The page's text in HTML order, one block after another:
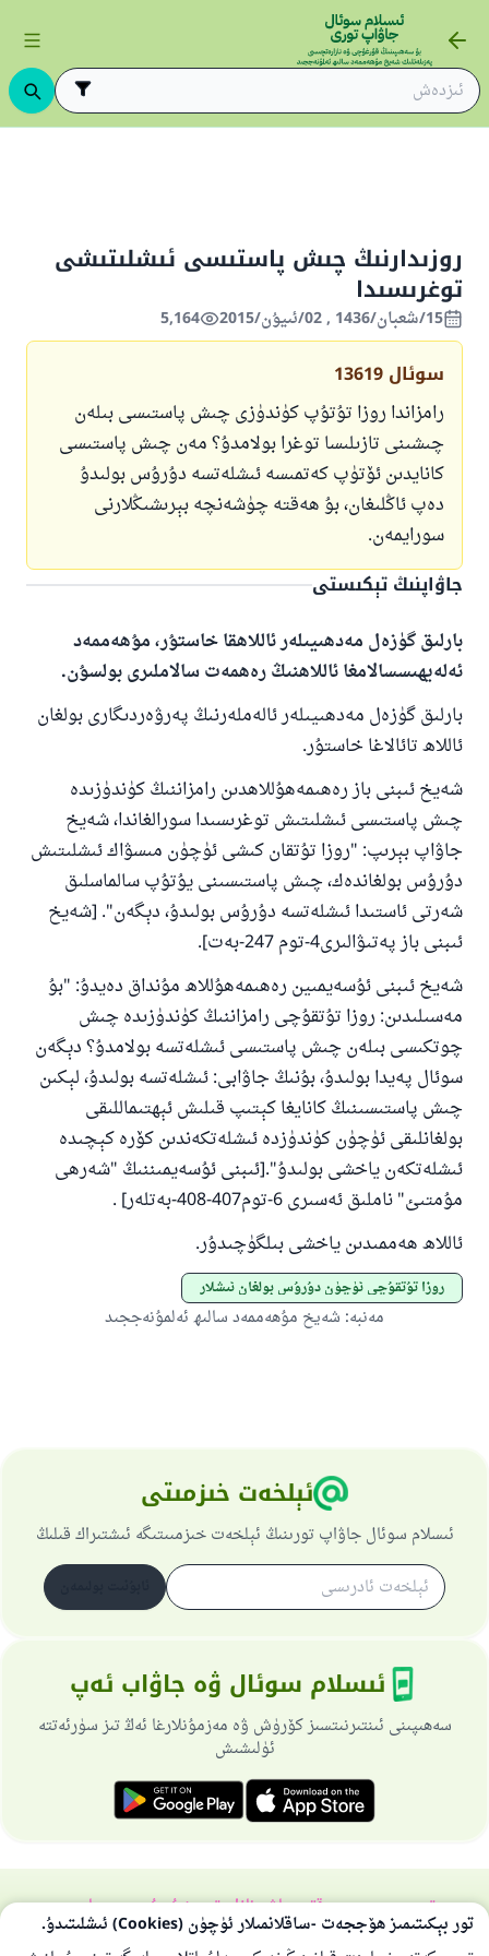
روزىدارنىڭ چىش پاستىسى ئىشلىتىشى
توغرىسىدا
15/شعبان/1436 , 02/ئىيۇن/2015 5,164
سوئال 13619
رامزاندا روزا تۇتۇپ كۈندۈزى چىش پاستىسى بىلەن
چىشىنى تازىلىسا توغرا بولامدۇ؟ مەن چىش پاستىسى
كانايدىن ئۆتۈپ كەتمىسە ئىشلەتسە دۇرۇس بولىدۇ
دەپ ئاڭلىغان، بۇ ھەقتە چۈشەنچە بېرىشىڭلارنى
سورايمەن.
جاۋاپنىڭ تېكىستى
بارلىق گۈزەل مەدھىيىلەر ئاللاھقا خاستۇر، مۇھەممەد
ئەلەيھىسسالامغا ئاللاھنىڭ رەھمەت سالاملىرى بولسۇن.
بارلىق گۈزەل مەدھىيىلەر ئالەملەرنىڭ پەرۋەردىگارى بولغان
ئاللاھ تائالاغا خاستۇر.
شەيخ ئىبنى باز رەھىمەھۇللاھدىن رامزاننىڭ كۈندۈزىدە
چىش پاستىسى ئىشلىتىش توغرىسىدا سورالغاندا، شەيخ
جاۋاپ بېرىپ: "روزا تۇتقان كىشى ئۈچۈن مىسۋاك ئىشلىتىش
دۇرۇس بولغاندەك، چىش پاستىسىنى يۇتۇپ سالماسلىق
شەرتى ئاستىدا ئىشلەتسە دۇرۇس بولىدۇ، دېگەن". [شەيخ
ئىبنى باز پەتىۋالىرى4-توم 247-بەت].
شەيخ ئىبنى ئۇسەيمىين رەھىمەھۇللاھ مۇنداق دەيدۇ: "بۇ
مەسىلىدىن: روزا تۇتقۇچى رامزاننىڭ كۈندۈزىدە چىش
چوتكىسى بىلەن چىش پاستىسى ئىشلەتسە بولامدۇ؟ دېگەن
سوئال پەيدا بولىدۇ، بۇنىڭ جاۋابى: ئىشلەتسە بولىدۇ، لېكىن
چىش پاستىسىنىڭ كانايغا كېتىپ قىلىش ئېھتىماللىقى
بولغانلىقى ئۈچۈن كۈندۈزدە ئىشلەتكەندىن كۆرە كېچىدە
ئىشلەتكەن ياخشى بولىدۇ".[ئىبنى ئۇسەيمىننىڭ "شەرھى
مۇمتىئ" ناملىق ئەسىرى 6-توم407-408-بەتلەر] .
ئاللاھ ھەممىدىن ياخشى بىلگۈچىدۇر.
روزا تۇتقۇچى ئۈچۈن دۇرۇس بولغان ئىشلار
مەنبە: شەيخ مۇھەممەد سالىھ ئەلمۇنەججىد
ئېلخەت خىزمىتى
ئىسلام سوئال جاۋاپ تورىنىڭ ئېلخەت خىزمىىتىگە ئىشتىراك قىلىڭ
ئىسلام سوئال ۋە جاۋاب ئەپ
سەھىپىنى ئىنتىرنىتسىز كۆرۈش ۋە مەزمۇنلارغا ئەڭ تىز سۈرئەتتە
ئۈلىشىش
تورسەھىپىسى ھەققىدەباش نازارەتچىخۇسۇسىي سىياسەت
بارلىق ھوقۇق ئىسلام سوئال-جاۋاپ تورىغا مەنسۇپتۇر 1997-2025 ©
110845 - نومۇرلۇق سوئالنىڭ جاۋابى
ئائىلىنى ساقلاپ قالدى
ئۇممەتكە جاۋاپ بېرىشىمىزگە ياردەم قىلىڭ
پەيغەمبەرئەلەيھىسسالام مۇنداق دېگەن:
ياخشىلىققا باشلارپ قويغان كىشى قىلغۇچىغا
ئوخشاش ساۋاپقا ئېرىشىدۇ
مۇسلىم رىۋايەت قىلغان (1893) ھەدىس
ئىئائە
تور بېكىتىمىز ھۆججەت -ساقلانمىلار ئۈچۈن (Cookies) ئىشلىتىدۇ.